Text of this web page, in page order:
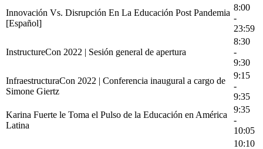
Innovación Vs. Disrupción En La Educación Post Pandemia
[Español]
8:00
-
23:59
InstructureCon 2022 | Sesión general de apertura
8:30
-
9:30
InfraestructuraCon 2022 | Conferencia inaugural a cargo de
Simone Giertz
9:15
-
9:35
Karina Fuerte le Toma el Pulso de la Educación en América
Latina
9:35
-
10:05
10:10